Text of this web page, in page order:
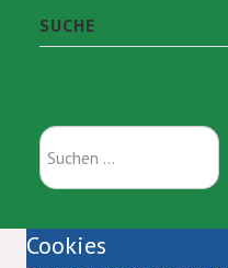
SUCHE
Suchen
...
Cookies